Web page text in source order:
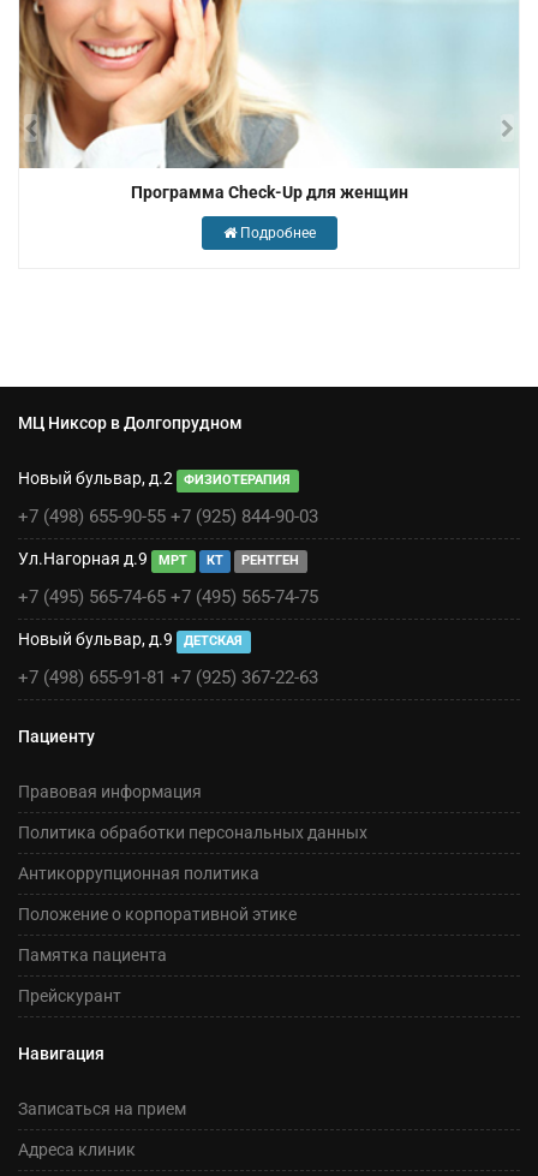
Программа Check-Up для женщин
Подробнее
МЦ Никсор в Долгопрудном
Новый бульвар, д.2 ФИЗИОТЕРАПИЯ
+7 (498) 655-90-55 +7 (925) 844-90-03
Ул.Нагорная д.9 МРТ КТ РЕНТГЕН
+7 (495) 565-74-65 +7 (495) 565-74-75
Новый бульвар, д.9 ДЕТСКАЯ
+7 (498) 655-91-81 +7 (925) 367-22-63
Пациенту
Правовая информация
Политика обработки персональных данных
Антикоррупционная политика
Положение о корпоративной этике
Памятка пациента
Прейскурант
Навигация
Записаться на прием
Адреса клиник